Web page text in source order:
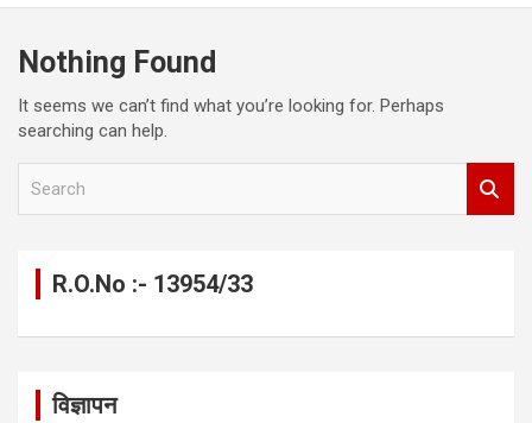
Nothing Found
It seems we can’t find what you’re looking for. Perhaps
searching can help.
R.O.No :- 13954/33
विज्ञापन